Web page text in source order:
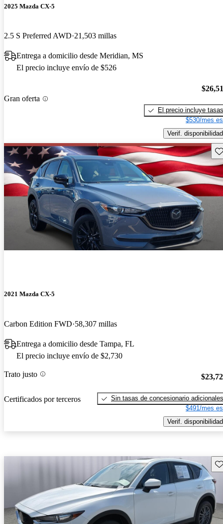
2025 Mazda CX-5
2.5 S Preferred AWD 21,503 millas
Entrega a domicilio desde Meridian, MS
El precio incluye envío de $526
Gran oferta
El precio incluye tasas
$530/mes
Verif. disponibilidad
2021 Mazda CX-5
Carbon Edition FWD 58,307 millas
Entrega a domicilio desde Tampa, FL
El precio incluye envío de $2,730
Trato justo
Certificados por terceros
Sin tasas de concesionario adicionales
$491/mes
Verif. disponibilidad